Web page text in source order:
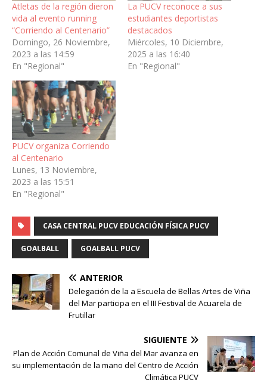
Atletas de la región dieron
vida al evento running
“Corriendo al Centenario”
Domingo, 26 Noviembre,
2023 a las 14:59
En "Regional"
La PUCV reconoce a sus
estudiantes deportistas
destacados
Miércoles, 10 Diciembre,
2025 a las 16:40
En "Regional"
PUCV organiza Corriendo
al Centenario
Lunes, 13 Noviembre,
2023 a las 15:51
En "Regional"
CASA CENTRAL PUCV EDUCACIÓN FÍSICA PUCV
GOALBALL GOALBALL PUCV
ANTERIOR
Delegación de la a Escuela de Bellas Artes de Viña
del Mar participa en el III Festival de Acuarela de
Frutillar
SIGUIENTE
Plan de Acción Comunal de Viña del Mar avanza en
su implementación de la mano del Centro de Acción
Climática PUCV